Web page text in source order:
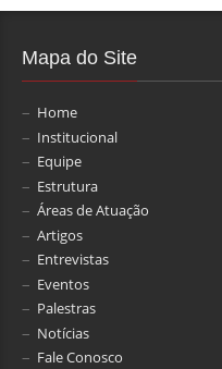
Mapa do Site
Home
Institucional
Equipe
Estrutura
Áreas de Atuação
Artigos
Entrevistas
Eventos
Palestras
Notícias
Fale Conosco